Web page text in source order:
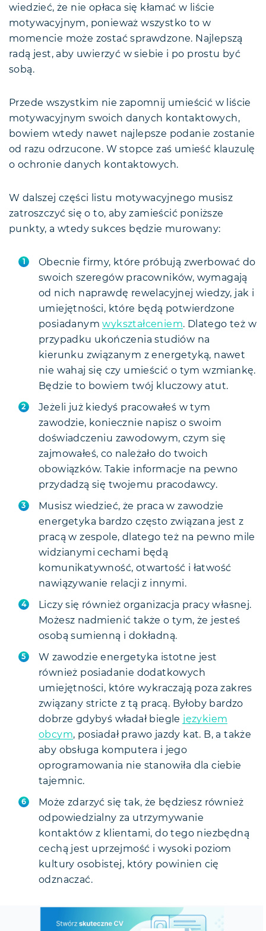
wiedzieć, że nie opłaca się kłamać w liście
motywacyjnym, ponieważ wszystko to w
momencie może zostać sprawdzone. Najlepszą
radą jest, aby uwierzyć w siebie i po prostu być
sobą.
Przede wszystkim nie zapomnij umieścić w liście
motywacyjnym swoich danych kontaktowych,
bowiem wtedy nawet najlepsze podanie zostanie
od razu odrzucone. W stopce zaś umieść klauzulę
o ochronie danych kontaktowych.
W dalszej części listu motywacyjnego musisz
zatroszczyć się o to, aby zamieścić poniższe
punkty, a wtedy sukces będzie murowany:
Obecnie firmy, które próbują zwerbować do
swoich szeregów pracowników, wymagają
od nich naprawdę rewelacyjnej wiedzy, jak i
umiejętności, które będą potwierdzone
posiadanymwykształceniem. Dlatego też w
przypadku ukończenia studiów na
kierunku związanym z energetyką, nawet
nie wahaj się czy umieścić o tym wzmiankę.
Będzie to bowiem twój kluczowy atut.
Jeżeli już kiedyś pracowałeś w tym
zawodzie, koniecznie napisz o swoim
doświadczeniu zawodowym, czym się
zajmowałeś, co należało do twoich
obowiązków. Takie informacje na pewno
przydadzą się twojemu pracodawcy.
Musisz wiedzieć, że praca w zawodzie
energetyka bardzo często związana jest z
pracą w zespole, dlatego też na pewno mile
widzianymi cechami będą
komunikatywność, otwartość i łatwość
nawiązywanie relacji z innymi.
Liczy się również organizacja pracy własnej.
Możesz nadmienić także o tym, że jesteś
osobą sumienną i dokładną.
W zawodzie energetyka istotne jest
również posiadanie dodatkowych
umiejętności, które wykraczają poza zakres
związany stricte z tą pracą. Byłoby bardzo
dobrze gdybyś władał biegle językiem
obcym, posiadał prawo jazdy kat. B, a także
aby obsługa komputera i jego
oprogramowania nie stanowiła dla ciebie
tajemnic.
Może zdarzyć się tak, że będziesz również
odpowiedzialny za utrzymywanie
kontaktów z klientami, do tego niezbędną
cechą jest uprzejmość i wysoki poziom
kultury osobistej, który powinien cię
odznaczać.